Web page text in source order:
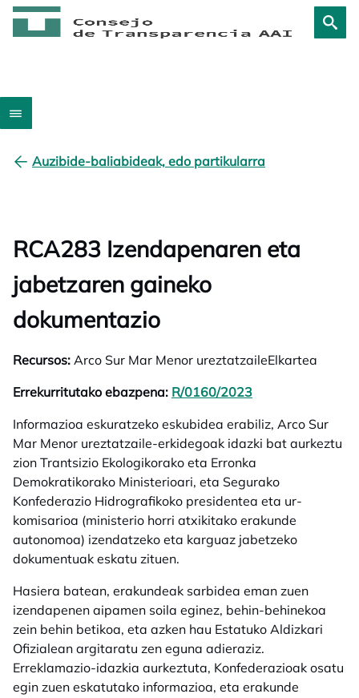
Auzibide-baliabideak, edo partikularra
RCA283 Izendapenaren eta
jabetzaren gaineko
dokumentazio
Recursos: Arco Sur Mar Menor ureztatzaileElkartea
Errekurritutako ebazpena: R/0160/2023
Informazioa eskuratzeko eskubidea erabiliz, Arco Sur
Mar Menor ureztatzaile-erkidegoak idazki bat aurkeztu
zion Trantsizio Ekologikorako eta Erronka
Demokratikorako Ministerioari, eta Segurako
Konfederazio Hidrografikoko presidentea eta ur-
komisarioa (ministerio horri atxikitako erakunde
autonomoa) izendatzeko eta karguaz jabetzeko
dokumentuak eskatu zituen.
Hasiera batean, erakundeak sarbidea eman zuen
izendapenen aipamen soila eginez, behin-behinekoa
zein behin betikoa, eta azken hau Estatuko Aldizkari
Ofizialean argitaratu zen eguna adieraziz.
Erreklamazio-idazkia aurkeztuta, Konfederazioak osatu
egin zuen eskatutako informazioa, eta erakunde